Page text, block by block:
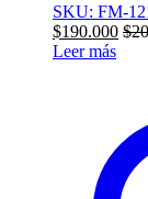
SKU: FM-
$190.000 $
Leer más